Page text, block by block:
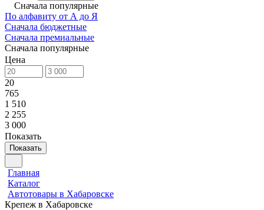
Сначала популярные
По алфавиту от А до Я
Сначала бюджетные
Сначала премиальные
Сначала популярные
Цена
20
765
1 510
2 255
3 000
Показать
Показать
Главная
Каталог
Автотовары в Хабаровске
Крепеж в Хабаровске